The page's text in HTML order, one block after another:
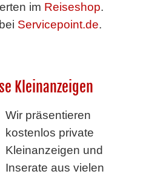
im Reiseshop.
Servicepoint.de.
Kleinanzeigen
Wir präsentieren
kostenlos private
Kleinanzeigen und
Inserate aus vielen